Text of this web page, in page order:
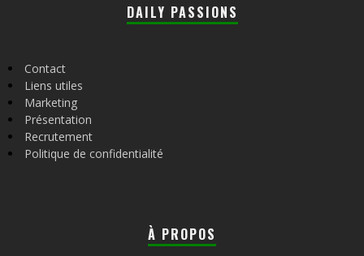
DAILY PASSIONS
Contact
Liens utiles
Marketing
Présentation
Recrutement
Politique de confidentialité
À PROPOS